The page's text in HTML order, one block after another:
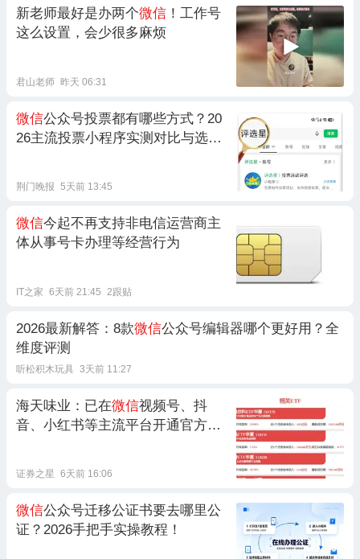
新老师最好是办两个微信 ！工作号
这么设置，会少很多麻烦
君山老师 昨天 06:31
微信公众号投票都有哪些方式？20
26主流投票小程序实测对比与选型
荆门晚报 5天前 13:45
微信今起不再支持非电信运营商主
体从事号卡办理等经营行为
IT之家 6天前 21:45 2跟贴
2026最新解答：8款微信公众号编辑器哪个更好用？全
维度评测
听松积木玩具 3天前 11:27
海天味业：已在微信视频号、抖
音、小红书等主流平台开通官方账
证券之星 6天前 16:06
微信公众号迁移公证书要去哪里公
证？2026手把手实操教程！